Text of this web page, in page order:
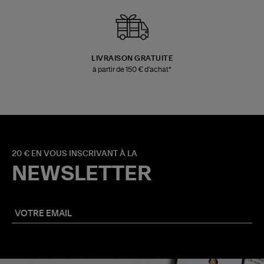
LIVRAISON GRATUITE
à partir de 150 € d'achat*
20 € EN VOUS INSCRIVANT À LA
NEWSLETTER